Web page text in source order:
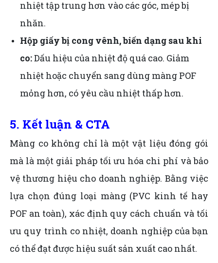
nhiệt tập trung hơn vào các góc, mép bị
nhăn.
Hộp giấy bị cong vênh, biến dạng sau khi
co:Dấu hiệu của nhiệt độ quá cao. Giảm
nhiệt hoặc chuyển sang dùng màng POF
mỏng hơn, có yêu cầu nhiệt thấp hơn.
5. Kết luận & CTA
Màng co không chỉ là một vật liệu đóng gói
mà là một giải pháp tối ưu hóa chi phí và bảo
vệ thương hiệu cho doanh nghiệp. Bằng việc
lựa chọn đúng loại màng (PVC kinh tế hay
POF an toàn), xác định quy cách chuẩn và tối
ưu quy trình co nhiệt, doanh nghiệp của bạn
có thể đạt được hiệu suất sản xuất cao nhất.